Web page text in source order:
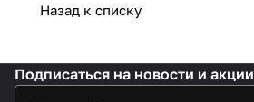
Назад к списку
Подписаться на новости и акции